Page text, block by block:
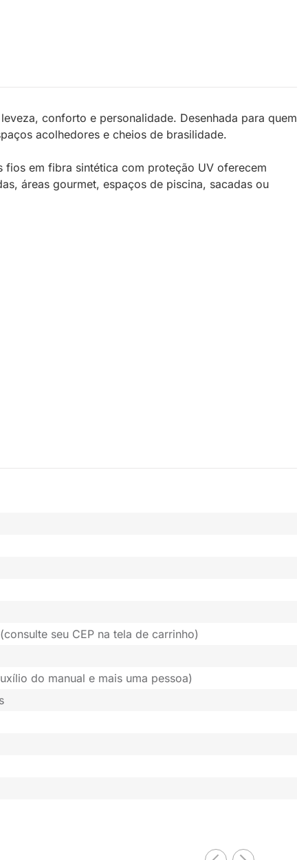
conforto e personalidade. Desenhada para quem
acolhedores e cheios de brasilidade.
fios em fibra sintética com proteção UV oferecem
áreas gourmet, espaços de piscina, sacadas ou
seu CEP na tela de carrinho)
do manual e mais uma pessoa)